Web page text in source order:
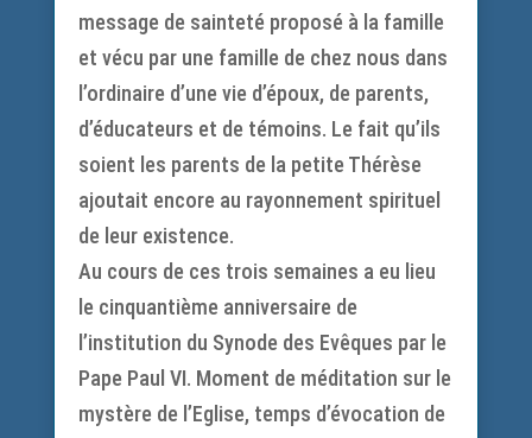
message de sainteté proposé à la famille
et vécu par une famille de chez nous dans
l’ordinaire d’une vie d’époux, de parents,
d’éducateurs et de témoins. Le fait qu’ils
soient les parents de la petite Thérèse
ajoutait encore au rayonnement spirituel
de leur existence.
Au cours de ces trois semaines a eu lieu
le cinquantième anniversaire de
l’institution du Synode des Evêques par le
Pape Paul VI. Moment de méditation sur le
mystère de l’Eglise, temps d’évocation de